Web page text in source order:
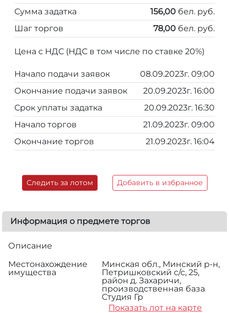
Сумма задатка
156,00 бел. руб.
Шаг торгов
78,00 бел. руб.
Цена с НДС (НДС в том числе по ставке 20%)
Начало подачи заявок
08.09.2023г. 09:00
Окончание подачи заявок
20.09.2023г. 16:00
Срок уплаты задатка
20.09.2023г. 16:30
Начало торгов
21.09.2023г. 09:00
Окончание торгов
21.09.2023г. 16:04
Следить за лотом Добавить в избранное
Информация о предмете торгов
Описание
Местонахождение
имущества
Минская обл., Минский р-н,
Петришковский с/с, 25,
район д. Захаричи,
производственная база
Студия Гр
Показать лот на карте